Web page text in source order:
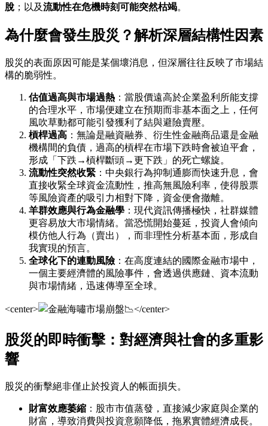
脫 ；以及流動性在危機時刻可能突然枯竭。
為什麼會發生股災？解析深層結構性因素
股災的表面原因可能是某個壞消息，但深層往往反映了市場結
構的脆弱性。
估值過高與市場過熱 ：當股價遠高於企業盈利所能支撐
的合理水平，市場便建立在預期而非基本面之上，任何
風吹草動都可能引發獲利了結與避險賣壓。
槓桿過高 ：無論是融資融券、衍生性金融商品還是金融
機構間的負債，過高的槓桿在市場下跌時會被迫平倉，
形成「下跌→槓桿斷頭→更下跌」的死亡螺旋。
流動性突然收緊 ：中央銀行為抑制通膨而快速升息，會
直接收緊全球資金流動性，推高無風險利率，使得股票
等風險資產的吸引力相對下降，資金便會撤離。
羊群效應與行為金融學 ：現代資訊傳播極快，社群媒體
更容易放大市場情緒。當恐慌開始蔓延，投資人會傾向
模仿他人行為（賣出），而非理性分析基本面，形成自
我實現的預言。
全球化下的連動風險 ：在高度連結的國際金融市場中，
一個主要經濟體的風險事件，會透過供應鏈、資本流動
與市場情緒，迅速傳導至全球。
<center> </center>
股災的即時衝擊：對經濟與社會的多重影
響
股災的衝擊絕非僅止於投資人的帳面損失。
財富效應萎縮 ：股市市值蒸發，直接減少家庭與企業的
財富，導致消費與投資意願降低，拖累實體經濟成長。